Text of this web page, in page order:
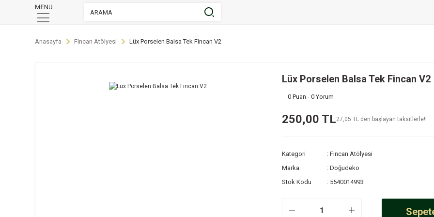
Anasayfa Fincan Atölyesi Lüx Porselen Balsa Tek Fincan V2
Lüx Porselen Balsa Tek Fincan V2
0 Puan - 0 Yorum
250,00 TL27,05 TL den başlayan taksitlerle!!
Kategori
Fincan Atölyesi
Marka
Doğudeko
Stok Kodu
5540014993